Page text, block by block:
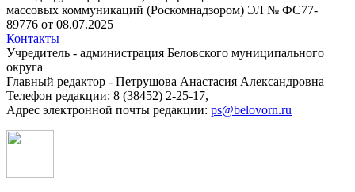
массовых коммуникаций (Роскомнадзором) ЭЛ № ФС77-
89776 от 08.07.2025
Контакты
Учредитель - администрация Беловского муниципального
округа
Главный редактор - Петрушова Анастасия Александровна
Телефон редакции: 8 (38452) 2-25-17,
Адрес электронной почты редакции: ps@belovorn.ru